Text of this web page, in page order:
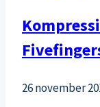
26 november